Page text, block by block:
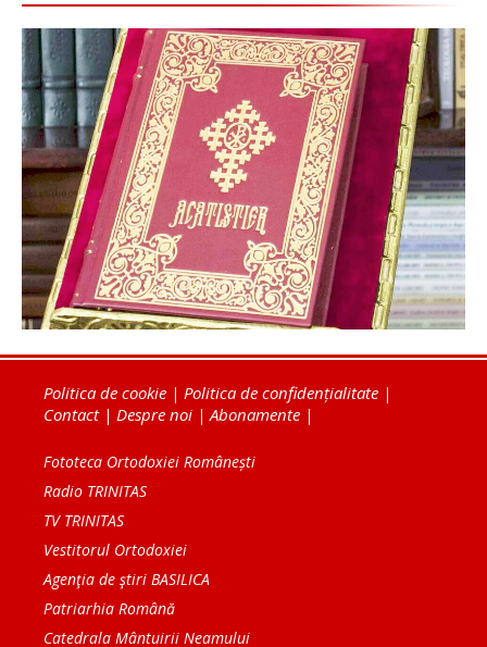
Politica de cookie | Politica de confidențialitate |
Contact| Despre noi | Abonamente |
Fototeca Ortodoxiei Românești
Radio TRINITAS
TV TRINITAS
Vestitorul Ortodoxiei
Agenţia de ştiri BASILICA
Patriarhia Română
Catedrala Mântuirii Neamului